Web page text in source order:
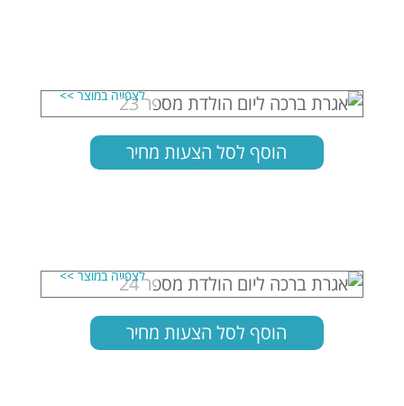
הוסף לסל הצעות מחיר
הוסף לסל הצעות מחיר